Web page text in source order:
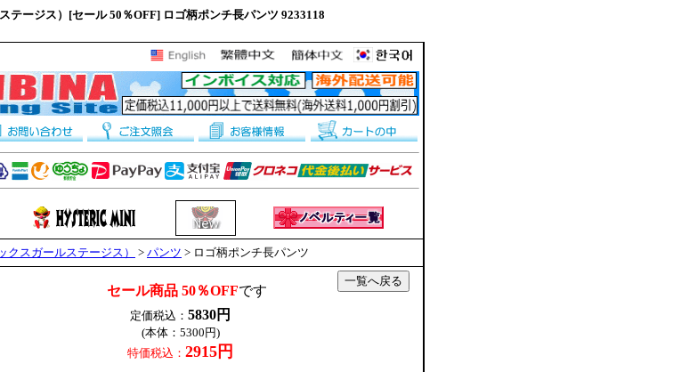
テージス）[セール 50％OFF] ロゴ柄ポンチ長パンツ 9233118
クスガールステージス） > パンツ > ロゴ柄ポンチ長パンツ
セール商品 50％OFFです
定価税込： 5830円
(本体：5300円)
特価税込： 2915円